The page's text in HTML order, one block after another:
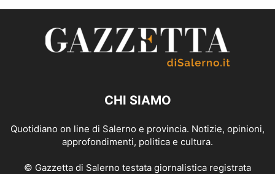
CHI SIAMO
Quotidiano on line di Salerno e provincia. Notizie, opinioni,
approfondimenti, politica e cultura.
© Gazzetta di Salerno testata giornalistica registrata